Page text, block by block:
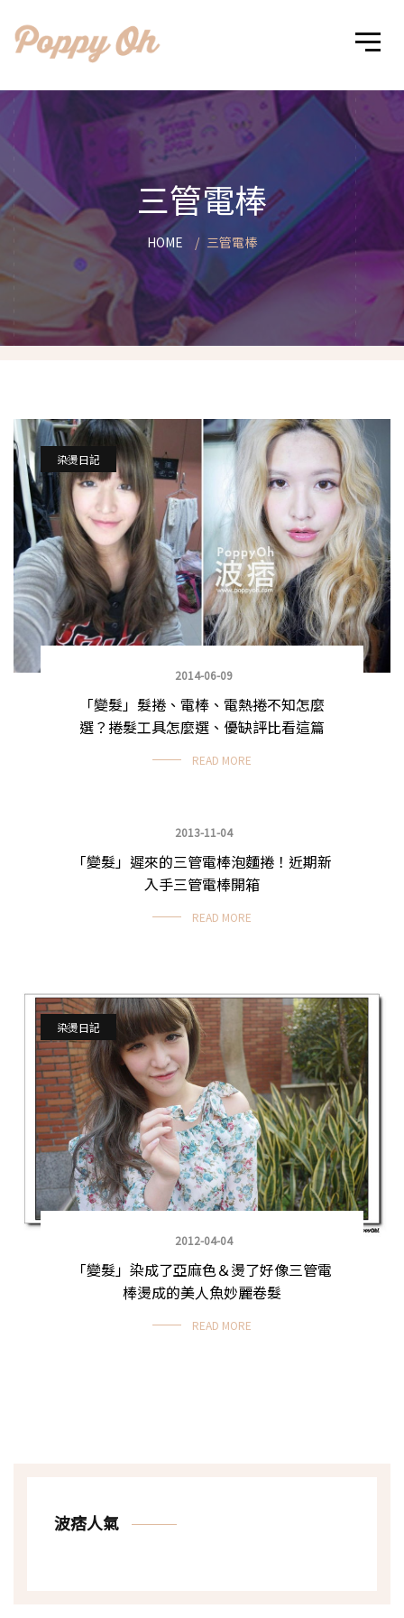
三管電棒
HOME 三管電棒
染燙日記
2014-06-09
「變髮」髮捲、電棒、電熱捲不知怎麼
選？捲髮工具怎麼選、優缺評比看這篇
READ MORE
染燙日記
2013-11-04
「變髮」遲來的三管電棒泡麵捲！近期新
入手三管電棒開箱
READ MORE
染燙日記
2012-04-04
「變髮」染成了亞麻色＆燙了好像三管電
棒燙成的美人魚妙麗卷髮
READ MORE
波痞人氣